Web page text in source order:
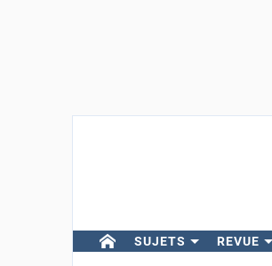
SUJETS REVUE